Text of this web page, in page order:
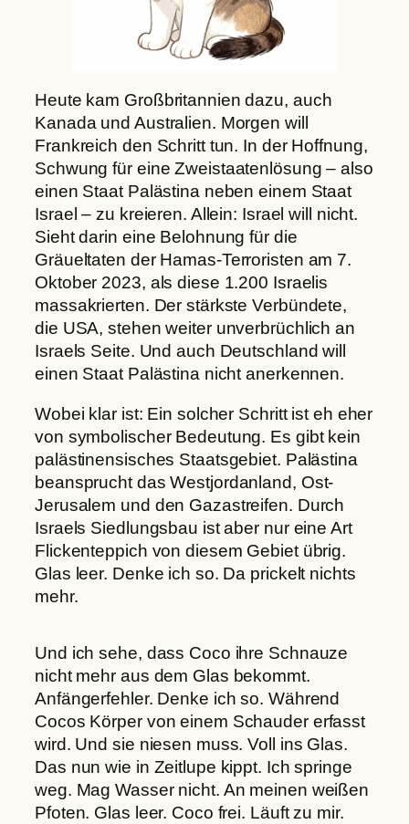
Heute kam Großbritannien dazu, auch
Kanada und Australien. Morgen will
Frankreich den Schritt tun. In der Hoffnung,
Schwung für eine Zweistaatenlösung – also
einen Staat Palästina neben einem Staat
Israel – zu kreieren. Allein: Israel will nicht.
Sieht darin eine Belohnung für die
Gräueltaten der Hamas-Terroristen am 7.
Oktober 2023, als diese 1.200 Israelis
massakrierten. Der stärkste Verbündete,
die USA, stehen weiter unverbrüchlich an
Israels Seite. Und auch Deutschland will
einen Staat Palästina nicht anerkennen.
Wobei klar ist: Ein solcher Schritt ist eh eher
von symbolischer Bedeutung. Es gibt kein
palästinensisches Staatsgebiet. Palästina
beansprucht das Westjordanland, Ost-
Jerusalem und den Gazastreifen. Durch
Israels Siedlungsbau ist aber nur eine Art
Flickenteppich von diesem Gebiet übrig.
Glas leer. Denke ich so. Da prickelt nichts
mehr.
Und ich sehe, dass Coco ihre Schnauze
nicht mehr aus dem Glas bekommt.
Anfängerfehler. Denke ich so. Während
Cocos Körper von einem Schauder erfasst
wird. Und sie niesen muss. Voll ins Glas.
Das nun wie in Zeitlupe kippt. Ich springe
weg. Mag Wasser nicht. An meinen weißen
Pfoten. Glas leer. Coco frei. Läuft zu mir.